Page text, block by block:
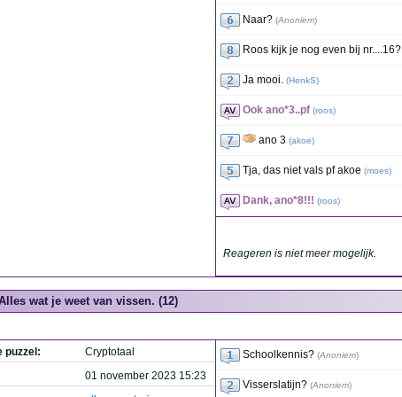
Naar? (Anoniem)
Roos kijk je nog even bij nr....16?
Ja mooi. (HenkS)
Ook ano*3..pf (roos)
ano 3 (akoe)
Tja, das niet vals pf akoe (moes)
Dank, ano*8!!! (roos)
Reageren is niet meer mogelijk.
wat je weet van vissen. (12)
puzzel:
Cryptotaal
01 november 2023 15:23
Schoolkennis? (Anoniem)
Visserslatijn? (Anoniem)